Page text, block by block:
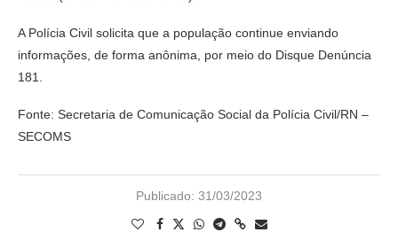
A Polícia Civil solicita que a população continue enviando
informações, de forma anônima, por meio do Disque Denúncia
181.
Fonte: Secretaria de Comunicação Social da Polícia Civil/RN –
SECOMS
Publicado: 31/03/2023